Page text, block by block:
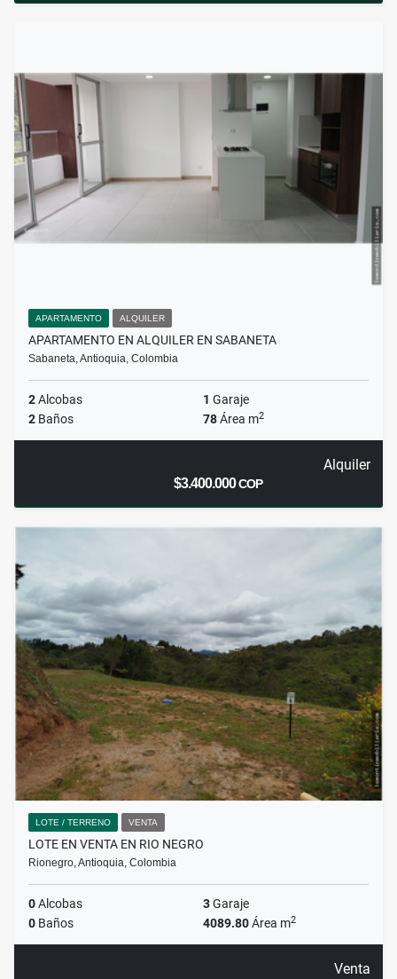
APARTAMENTO ALQUILER
APARTAMENTO EN ALQUILER EN SABANETA
Sabaneta, Antioquia, Colombia
2Alcobas 1 Garaje
2 Baños 78Área m2
Alquiler
$3.400.000COP
LOTE / TERRENO VENTA
LOTE EN VENTA EN RIO NEGRO
Rionegro, Antioquia, Colombia
0Alcobas 3Garaje
0 Baños 4089.80Área m2
Venta